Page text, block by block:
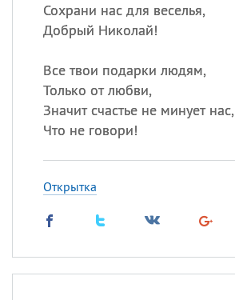
Сохрани нас для веселья,
Добрый Николай!
Все твои подарки людям,
Только от любви,
Значит счастье не минует нас,
Что не говори!
Открытка